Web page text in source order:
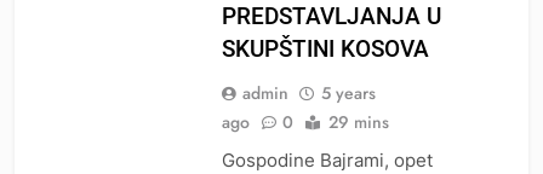
PREDSTAVLJANJA U
SKUPŠTINI KOSOVA
admin
5 years
ago
0 29 mins
Gospodine Bajrami, opet